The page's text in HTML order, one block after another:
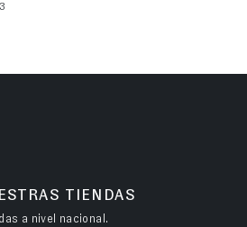
TIENDAS
a nivel nacional.